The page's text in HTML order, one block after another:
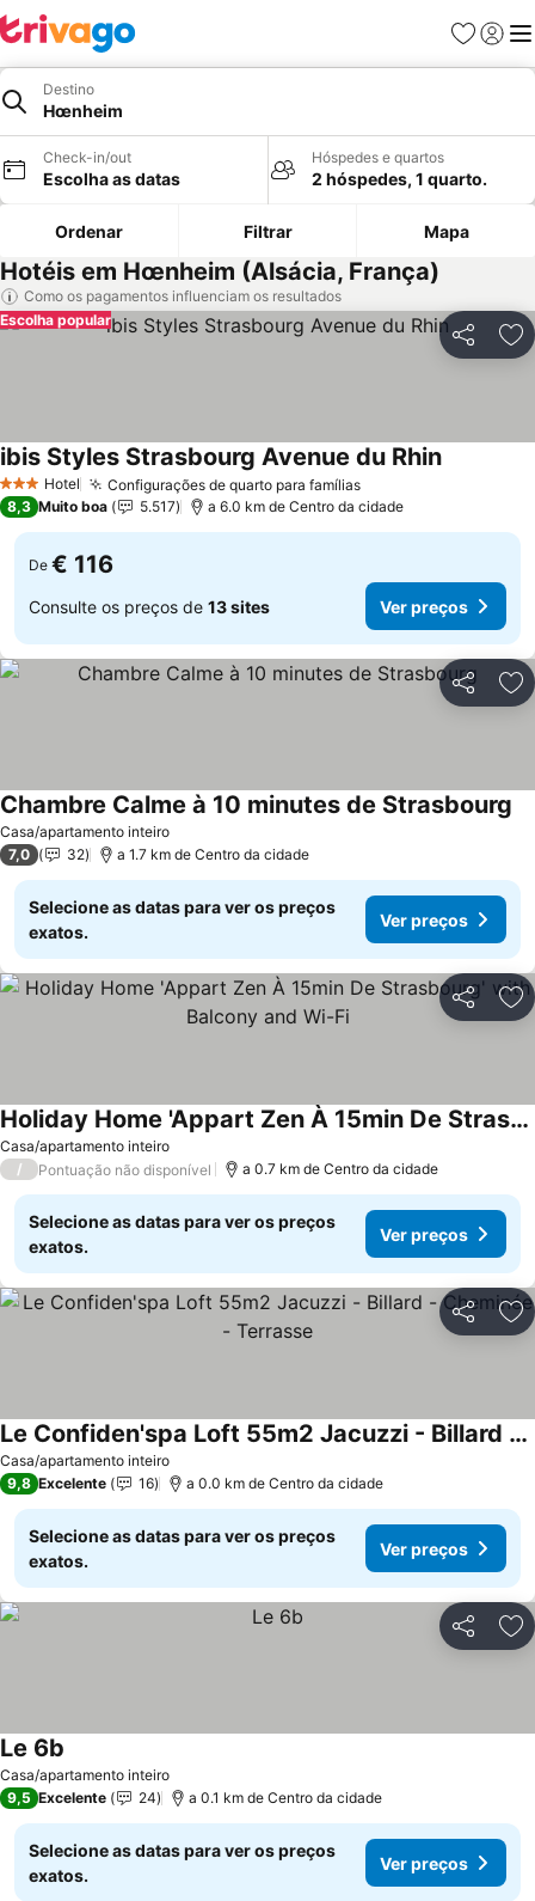
Favoritos
Iniciar
Destino
Hœnheim
Check-in/out
Escolha as datas
Hóspedes e quartos
2 hóspedes, 1 quarto.
Ordenar Filtrar Mapa
Hotéis em Hœnheim (Alsácia, França)
Como os pagamentos influenciam os resultados
Partilhar
Escolha popular
3 EstrelasHotel Configurações de quarto para famíliasVer preços
ibis Styles Strasbourg Avenue du RhinVer
8,3 Muito boa 5.517 a 6.0 km de Centro da cidade
De € 116
Consulte os preços de 13 sites Ver preços
Partilhar
Casa/apartamento inteiro
Chambre Calme à 10 minutes de Strasbourg
7,0 32 a 1.7 km de Centro da cidade
Selecione as datas para ver os preços
exatos.
Ver preços
Partilhar
Casa/apartamento inteiro
Holiday Home 'Appart Zen À 15min De Strasbourg' with Balcony and Wi-Fi
Ver preços
/ Pontuação não disponível a 0.7 km de Centro da cidade
Selecione as datas para ver os preços
exatos.
Ver preços
Partilhar
Casa/apartamento inteiro
Le Confiden'spa Loft 55m2 Jacuzzi - Billard - Cheminée - Terrasse
Ver preços
9,8 Excelente 16 a 0.0 km de Centro da cidade
Selecione as datas para ver os preços
exatos.
Ver preços
Partilhar
Casa/apartamento inteiro
Le 6b
9,5 Excelente 24 a 0.1 km de Centro da cidade
Selecione as datas para ver os preços
exatos.
Ver preços